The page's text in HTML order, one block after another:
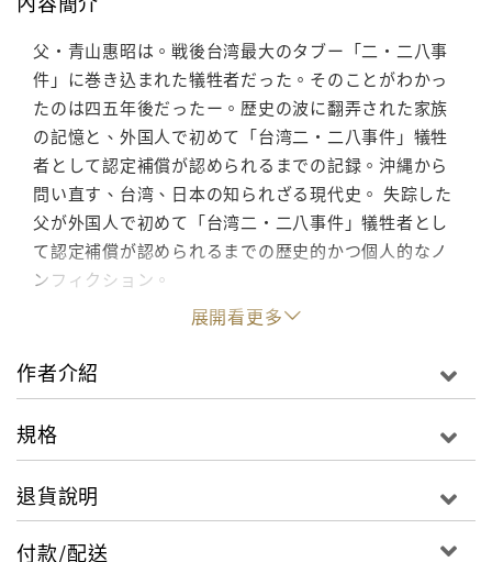
父・青山惠昭は。戦後台湾最大のタブー「二・二八事
件」に巻き込まれた犠牲者だった。そのことがわかっ
たのは四五年後だったー。歴史の波に翻弄された家族
の記憶と、外国人で初めて「台湾二・二八事件」犠牲
者として認定補償が認められるまでの記録。沖縄から
問い直す、台湾、日本の知られざる現代史。 失踪した
父が外国人で初めて「台湾二・二八事件」犠牲者とし
て認定補償が認められるまでの歴史的かつ個人的なノ
ンフィクション。
展開看更多
作者介紹
規格
退貨說明
付款/配送